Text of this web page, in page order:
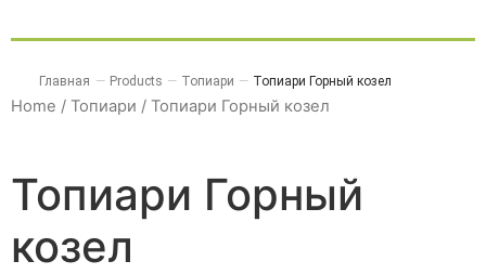
Главная — Products — Топиари — Топиари Горный козел
Home / Топиари / Топиари Горный козел
Топиари Горный
козел